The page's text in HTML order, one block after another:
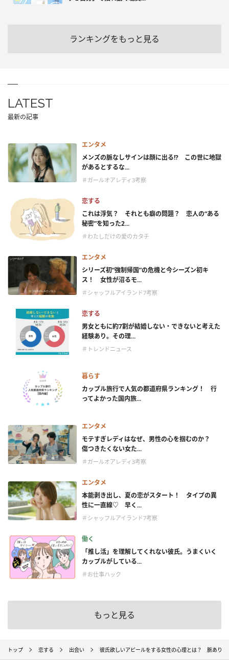
ランキングをもっと見る
LATEST
最新の記事
エンタメ
メンズの脈なしサインは顔に出る!? この世に地獄
があるとするな...
＃ガールオアレディ3考察
恋する
これは浮気？ それとも癖の問題？ 恋人の“ある
秘密”を知った2...
＃わたしだけの愛のカタチ
エンタメ
シリーズ初“強制帰国”の危機と今シーズン初キ
ス！ 女性が沼るモ...
＃シャッフルアイランド7考察
恋する
男女ともに約7割が結婚しない・できないと考えた
経験あり。その理...
＃トレンドニュース
暮らす
カップル旅行で人気の都道府県ランキング！ 行
ってよかった国内旅...
エンタメ
モテすぎレディはなぜ、男性の心を掴むのか？
傷つきたくない女た...
＃ガールオアレディ3考察
エンタメ
本能剥き出し、夏の恋がスタート！ タイプの異
性に一直線♡ 早く...
＃シャッフルアイランド7考察
働く
「推し活」を理解してくれない彼氏。うまくいく
カップルがしている...
＃お仕事ハック
もっと見る
トップ 恋する 出会い 彼氏欲しいアピールをする女性の心理とは？ 脈あり・